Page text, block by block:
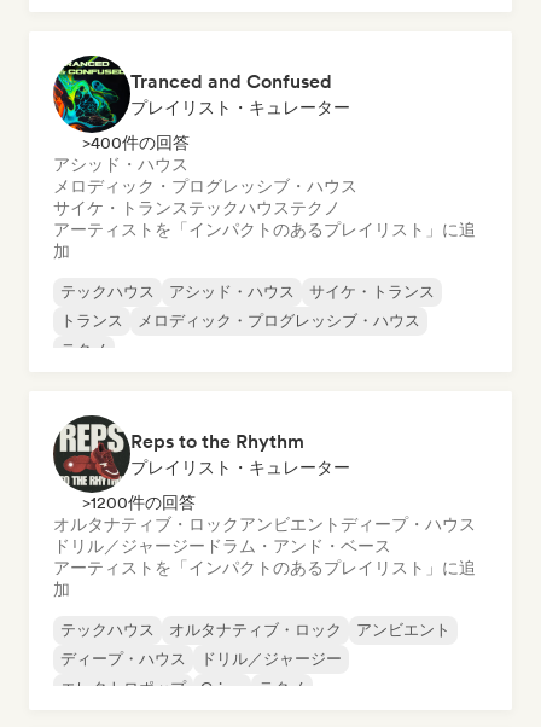
Tranced and Confused
プレイリスト・キュレーター
>400件の回答
アシッド・ハウス
メロディック・プログレッシブ・ハウス
サイケ・トランステックハウステクノ
アーティストを「インパクトのあるプレイリスト」に追
加
テックハウス アシッド・ハウス
サイケ・トランス
トランス
メロディック・プログレッシブ・ハウス
テクノ
Reps to the Rhythm
プレイリスト・キュレーター
>1200件の回答
オルタナティブ・ロックアンビエントディープ・ハウス
ドリル／ジャージー ドラム・アンド・ベース
アーティストを「インパクトのあるプレイリスト」に追
加
テックハウス オルタナティブ・ロック
アンビエント
ディープ・ハウス
ドリル／ジャージー
エレクトロポップ
Grime テクノ